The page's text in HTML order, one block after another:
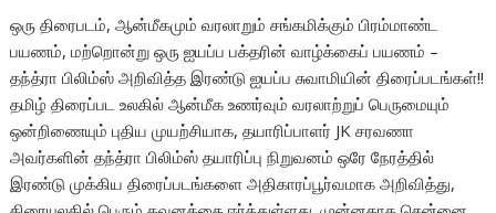
ஒரு திரைபடம், ஆன்மீகமும் வரலாறும் சங்கமிக்கும் பிரம்மாண்ட
பயணம், மற்றொன்று ஒரு ஐயப்ப பக்தரின் வாழ்க்கைப் பயணம் –
தந்த்ரா பிலிம்ஸ் அறிவித்த இரண்டு ஐயப்ப சுவாமியின் திரைப்படங்கள்!!
தமிழ் திரைப்பட உலகில் ஆன்மீக உணர்வும் வரலாற்றுப் பெருமையும்
ஒன்றிணையும் புதிய முயற்சியாக, தயாரிப்பாளர் JK சரவணா
அவர்களின் தந்த்ரா பிலிம்ஸ் தயாரிப்பு நிறுவனம் ஒரே நேரத்தில்
இரண்டு முக்கிய திரைப்படங்களை அதிகாரப்பூர்வமாக அறிவித்து,